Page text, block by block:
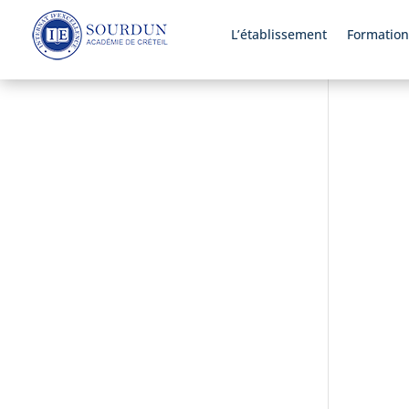
L’établissement